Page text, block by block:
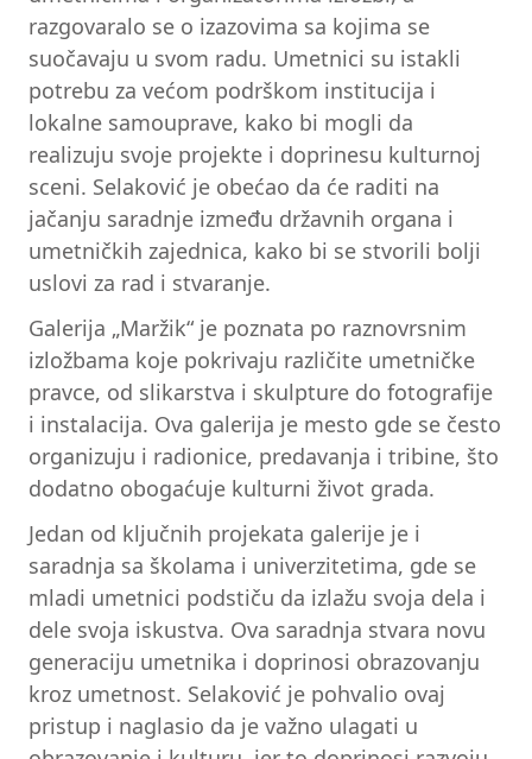
razgovaralo se o izazovima sa kojima se
suočavaju u svom radu. Umetnici su istakli
potrebu za većom podrškom institucija i
lokalne samouprave, kako bi mogli da
realizuju svoje projekte i doprinesu kulturnoj
sceni. Selaković je obećao da će raditi na
jačanju saradnje između državnih organa i
umetničkih zajednica, kako bi se stvorili bolji
uslovi za rad i stvaranje.
Galerija „Maržik“ je poznata po raznovrsnim
izložbama koje pokrivaju različite umetničke
pravce, od slikarstva i skulpture do fotografije
i instalacija. Ova galerija je mesto gde se često
organizuju i radionice, predavanja i tribine, što
dodatno obogaćuje kulturni život grada.
Jedan od ključnih projekata galerije je i
saradnja sa školama i univerzitetima, gde se
mladi umetnici podstiču da izlažu svoja dela i
dele svoja iskustva. Ova saradnja stvara novu
generaciju umetnika i doprinosi obrazovanju
kroz umetnost. Selaković je pohvalio ovaj
pristup i naglasio da je važno ulagati u